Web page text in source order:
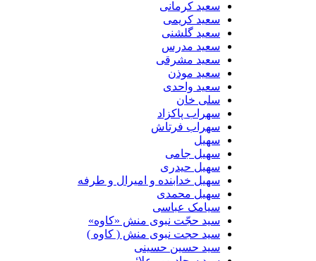
سعید کرمانی
سعید کریمی
سعید گلشنی
سعید مدرس
سعید مشرقی
سعید موذن
سعید واحدی
سلی خان
سهراب پاکزاد
سهراب فرتاش
سهیل
سهیل جامی
سهیل حیدری
سهیل خدابنده و امیرال و طرفه
سهیل محمدی
سیامک عباسی
سید حجّت نبوی منش «کاوه»
سید حجت نبوی منش ( کاوه )
سید حسین حسینى